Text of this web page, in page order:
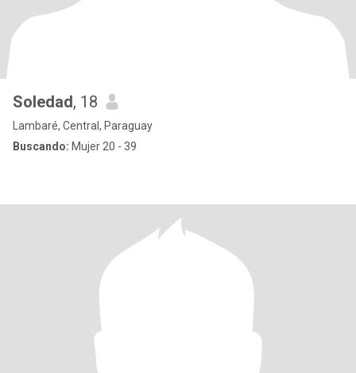
Soledad, 18
Lambaré, Central, Paraguay
Buscando: Mujer 20 - 39